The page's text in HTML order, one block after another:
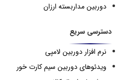
دوربین مداربسته ارزان
دسترسی سریع
نرم افزار دوربین لامپی
ویدئوهای دوربین سیم کارت خور